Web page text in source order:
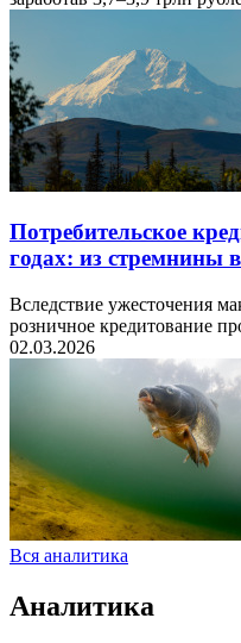
Потребительское
годах: из стремнины
Вследствие ужесточения
розничное кредитование
02.03.2026
Вся аналитика
Аналитика